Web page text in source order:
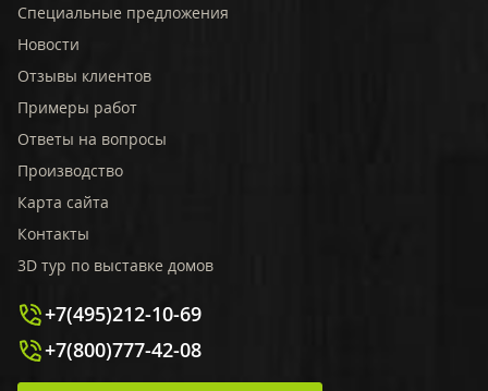
Специальные предложения
Новости
Отзывы клиентов
Примеры работ
Ответы на вопросы
Производство
Карта сайта
Контакты
3D тур по выставке домов
+7(495)212-10-69
+7(800)777-42-08